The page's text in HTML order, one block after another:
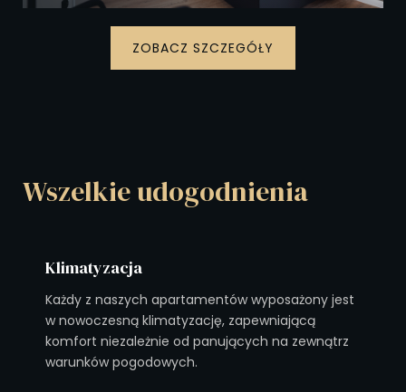
ZOBACZ SZCZEGÓŁY
Wszelkie udogodnienia
Klimatyzacja
Każdy z naszych apartamentów wyposażony jest
w nowoczesną klimatyzację, zapewniającą
komfort niezależnie od panujących na zewnątrz
warunków pogodowych.